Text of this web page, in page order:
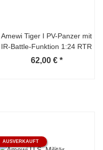
Amewi Tiger I PV-Panzer mit
IR-Battle-Funktion 1:24 RTR
62,00 € *
AUSVERKAUFT